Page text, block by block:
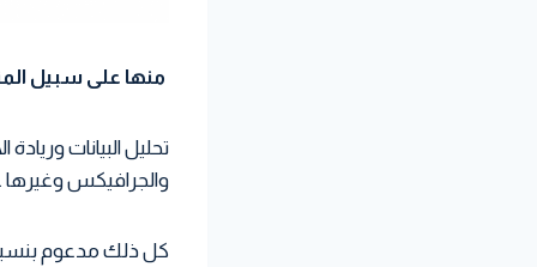
منها على سبيل
تحليل البيانات
والجرافيكس وغيرها
كل ذلك مدعوم بنسبة